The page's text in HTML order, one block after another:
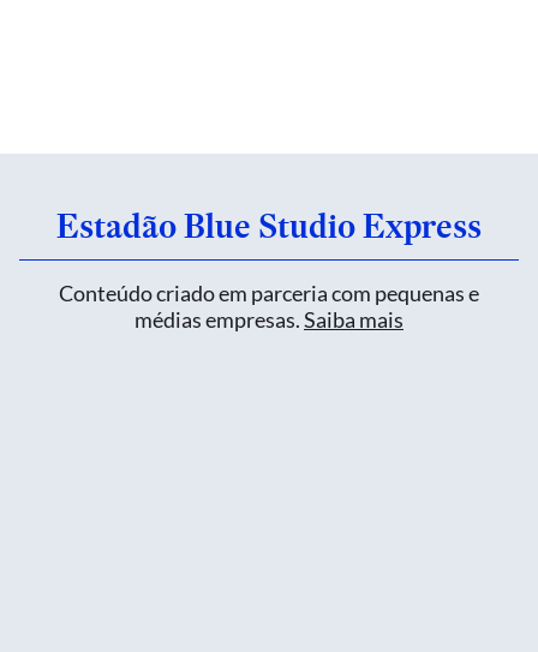
Estadão Blue Studio Express
Conteúdo criado em parceria com pequenas e
médias empresas.Saiba mais